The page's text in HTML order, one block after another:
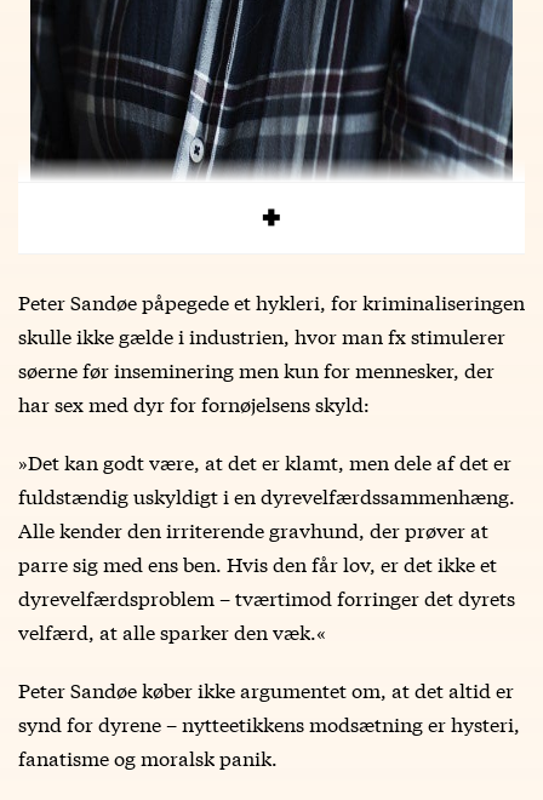
Peter Sandøe påpegede et hykleri, for kriminaliseringen
skulle ikke gælde i industrien, hvor man fx stimulerer
søerne før inseminering men kun for mennesker, der
har sex med dyr for fornøjelsens skyld:
»Det kan godt være, at det er klamt, men dele af det er
fuldstændig uskyldigt i en dyrevelfærdssammenhæng.
Alle kender den irriterende gravhund, der prøver at
parre sig med ens ben. Hvis den får lov, er det ikke et
dyrevelfærdsproblem – tværtimod forringer det dyrets
velfærd, at alle sparker den væk.«
Peter Sandøe køber ikke argumentet om, at det altid er
synd for dyrene – nytteetikkens modsætning er hysteri,
fanatisme og moralsk panik.